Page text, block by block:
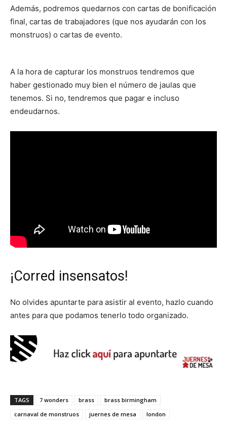
Además, podremos quedarnos con cartas de bonificación
final, cartas de trabajadores (que nos ayudarán con los
monstruos) o cartas de evento.
A la hora de capturar los monstruos tendremos que
haber gestionado muy bien el número de jaulas que
tenemos. Si no, tendremos que pagar e incluso
endeudarnos.
¡Corred insensatos!
No olvides apuntarte para asistir al evento, hazlo cuando
antes para que podamos tenerlo todo organizado.
TAGS 7 wonders brass
brass birmingham
carnaval de monstruos
juernes de mesa london